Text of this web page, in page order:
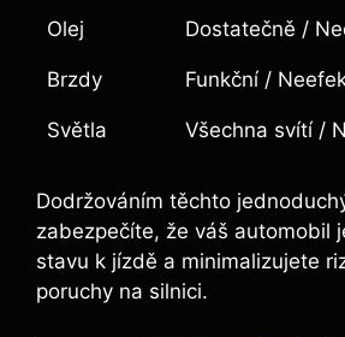
Olej Dostatečně /
Brzdy Funkční /
Světla Všechna svítí /
Dodržováním těchto
zabezpečíte, že váš automobil
stavu k jízdě a minimalizujete
poruchy na silnici.